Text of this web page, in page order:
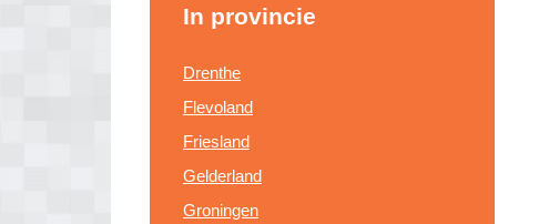
In provincie
Drenthe
Flevoland
Friesland
Gelderland
Groningen